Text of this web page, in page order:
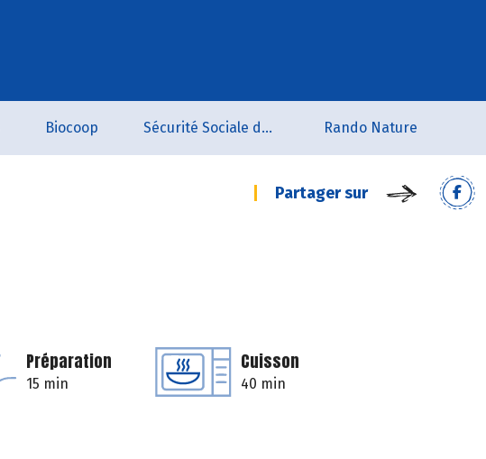
Biocoop Sécurité Sociale de l'Alimentation du Tarn Sud Rando Nature
Partager sur
Préparation
15 min
Cuisson
40 min